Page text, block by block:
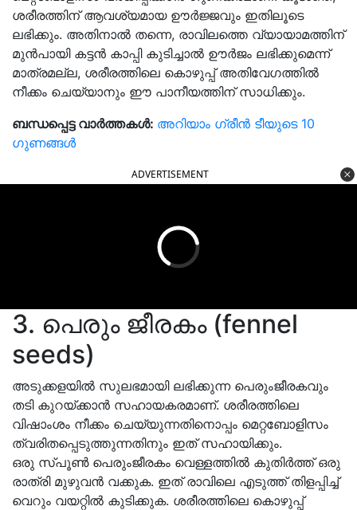
ശരീരത്തിന് ആവശ്യമായ ഊർജ്ജവും ഇതിലൂടെ
ലഭിക്കും. അതിനാൽ തന്നെ, രാവിലത്തെ വ്യായാമത്തിന്
മുൻപായി കട്ടന്‍ കാപ്പി കുടിച്ചാൽ ഊര്‍ജം ലഭിക്കുമെന്ന്
മാത്രമല്ല, ശരീരത്തിലെ കൊഴുപ്പ് അതിവേഗത്തില്‍
നീക്കം ചെയ്യാനും ഈ പാനീയത്തിന് സാധിക്കും.
ബന്ധപ്പെട്ട വാർത്തകൾ: അറിയാം ഗ്രീൻ ടീയുടെ 10
ഗുണങ്ങൾ
ADVERTISEMENT
3. പെരും ജീരകം (fennel
seeds)
അടുക്കളയിൽ സുലഭമായി ലഭിക്കുന്ന പെരുംജീരകവും
തടി കുറയ്ക്കാൻ സഹായകരമാണ്. ശരീരത്തിലെ
വിഷാംശം നീക്കം ചെയ്യുന്നതിനൊപ്പം മെറ്റബോളിസം
ത്വരിതപ്പെടുത്തുന്നതിനും ഇത് സഹായിക്കും.
ഒരു സ്പൂണ്‍ പെരുംജീരകം വെള്ളത്തില്‍ കുതിര്‍ത്ത് ഒരു
രാത്രി മുഴുവന്‍ വക്കുക. ഇത് രാവിലെ എടുത്ത് തിളപ്പിച്ച്
വെറും വയറ്റില്‍ കുടിക്കുക. ശരീരത്തിലെ കൊഴുപ്പ്